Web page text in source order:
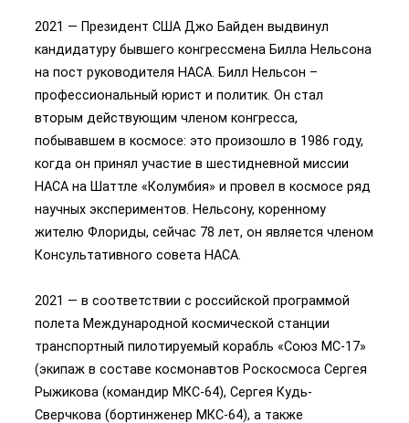
2021 — Президент США Джо Байден выдвинул
кандидатуру бывшего конгрессмена Билла Нельсона
на пост руководителя НАСА. Билл Нельсон –
профессиональный юрист и политик. Он стал
вторым действующим членом конгресса,
побывавшем в космосе: это произошло в 1986 году,
когда он принял участие в шестидневной миссии
НАСА на Шаттле «Колумбия» и провел в космосе ряд
научных экспериментов. Нельсону, коренному
жителю Флориды, сейчас 78 лет, он является членом
Консультативного совета НАСА.
2021 — в соответствии с российской программой
полета Международной космической станции
транспортный пилотируемый корабль «Союз МС-17»
(экипаж в составе космонавтов Роскосмоса Сергея
Рыжикова (командир МКС-64), Сергея Кудь-
Сверчкова (бортинженер МКС-64), а также